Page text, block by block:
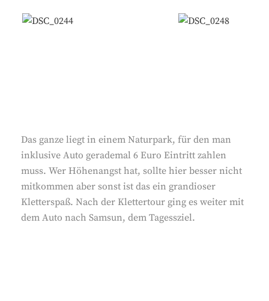
Das ganze liegt in einem Naturpark, für den man
inklusive Auto gerademal 6 Euro Eintritt zahlen
muss. Wer Höhenangst hat, sollte hier besser nicht
mitkommen aber sonst ist das ein grandioser
Kletterspaß. Nach der Klettertour ging es weiter mit
dem Auto nach Samsun, dem Tagessziel.